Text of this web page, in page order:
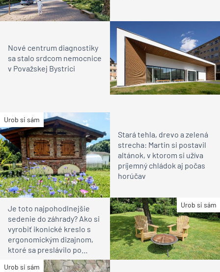
Nové centrum diagnostiky
sa stalo srdcom nemocnice
v Považskej Bystrici
Urob si sám
Stará tehla, drevo a zelená
strecha: Martin si postavil
altánok, v ktorom si užíva
príjemný chládok aj počas
horúčav
Urob si sám
Je toto najpohodlnejšie
sedenie do záhrady? Ako si
vyrobiť ikonické kreslo s
ergonomickým dizajnom,
ktoré sa preslávilo po
celom svete
Urob si sám